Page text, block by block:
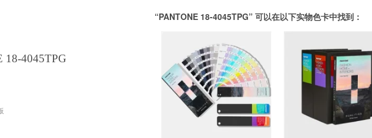
18-4045TPG
“PANTONE 18-4045TPG” 可以在以下实物色卡中找到：